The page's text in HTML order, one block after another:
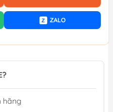
Z ZALO
hãng